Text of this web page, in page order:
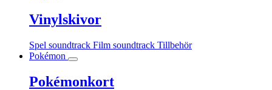
Vinylskivor
Spel soundtrack Film soundtrack Tillbehör
Pokémon
Pokémonkort